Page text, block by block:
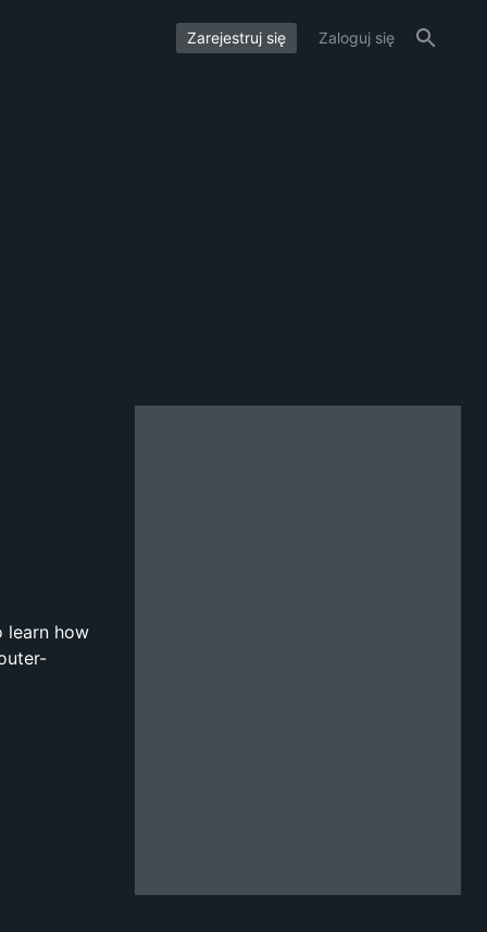
Zarejestruj się Zaloguj się
learn how